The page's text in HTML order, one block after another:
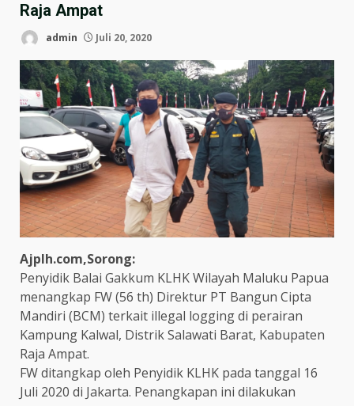
Raja Ampat
admin Juli 20, 2020
Ajplh.com,Sorong:
Penyidik Balai Gakkum KLHK Wilayah Maluku Papua
menangkap FW (56 th) Direktur PT Bangun Cipta
Mandiri (BCM) terkait illegal logging di perairan
Kampung Kalwal, Distrik Salawati Barat, Kabupaten
Raja Ampat.
FW ditangkap oleh Penyidik KLHK pada tanggal 16
Juli 2020 di Jakarta. Penangkapan ini dilakukan